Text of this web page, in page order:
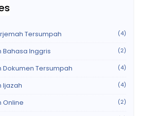
Tersumpah (4)
Inggris (2)
Tersumpah (4)
Ijazah (4)
Online (2)